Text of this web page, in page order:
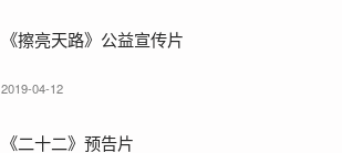
《擦亮天路》公益宣传片
2019-04-12
《二十二》预告片